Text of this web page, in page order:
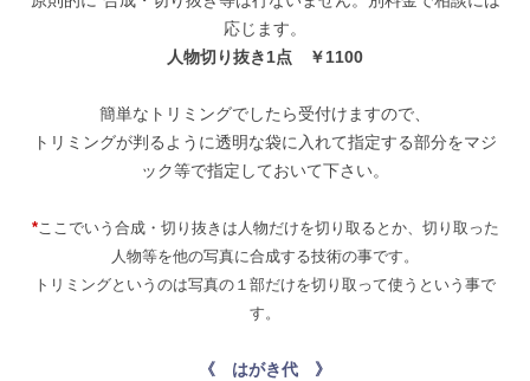
応じます。
人物切り抜き1点 ￥1100
簡単なトリミングでしたら受付けますので、
トリミングが判るように透明な袋に入れて指定する部分をマジ
ック等で指定しておいて下さい。
*ここでいう合成・切り抜きは人物だけを切り取るとか、切り取った
人物等を他の写真に合成する技術の事です。
トリミングというのは写真の１部だけを切り取って使うという事で
す。
《 はがき代 》